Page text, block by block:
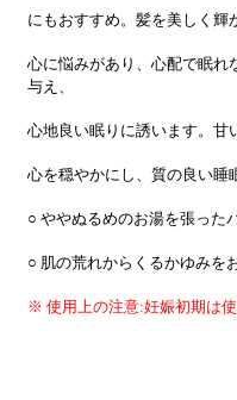
にもおすすめ。髪を美しく輝
心に悩みがあり、心配で眠れ
与え、
心地良い眠りに誘います。甘
心を穏やかにし、質の良い睡
○ ややぬるめのお湯を張った
○ 肌の荒れからくるかゆみを
※ 使用上の注意:妊娠初期は使